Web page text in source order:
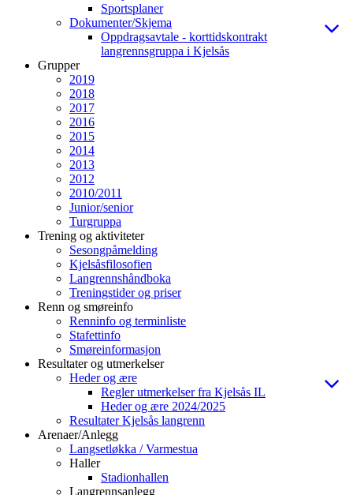
Sportsplaner
Dokumenter/Skjema
Oppdragsavtale - korttidskontrakt
langrennsgruppa i Kjelsås
Grupper
2019
2018
2017
2016
2015
2014
2013
2012
2010/2011
Junior/senior
Turgruppa
Trening og aktiviteter
Sesongpåmelding
Kjelsåsfilosofien
Langrennshåndboka
Treningstider og priser
Renn og smøreinfo
Renninfo og terminliste
Stafettinfo
Smøreinformasjon
Resultater og utmerkelser
Heder og ære
Regler utmerkelser fra Kjelsås IL
Heder og ære 2024/2025
Resultater Kjelsås langrenn
Arenaer/Anlegg
Langsetløkka / Varmestua
Haller
Stadionhallen
Langrennsanlegg